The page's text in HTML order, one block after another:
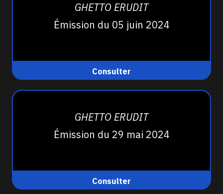
GHETTO ERUDIT
Émission du 05 juin 2024
Consulter
GHETTO ERUDIT
Émission du 29 mai 2024
Consulter